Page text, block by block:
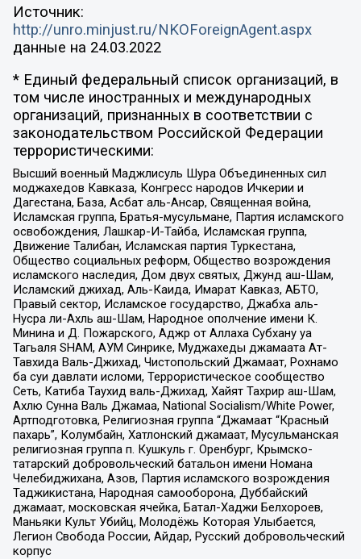
Источник:
http://unro.minjust.ru/NKOForeignAgent.aspx
данные на 24.03.2022
* Единый федеральный список организаций, в
том числе иностранных и международных
организаций, признанных в соответствии с
законодательством Российской Федерации
террористическими:
Высший военный Маджлисуль Шура Объединенных сил
моджахедов Кавказа, Конгресс народов Ичкерии и
Дагестана, База, Асбат аль-Ансар, Священная война,
Исламская группа, Братья-мусульмане, Партия исламского
освобождения, Лашкар-И-Тайба, Исламская группа,
Движение Талибан, Исламская партия Туркестана,
Общество социальных реформ, Общество возрождения
исламского наследия, Дом двух святых, Джунд аш-Шам,
Исламский джихад, Аль-Каида, Имарат Кавказ, АБТО,
Правый сектор, Исламское государство, Джабха аль-
Нусра ли-Ахль аш-Шам, Народное ополчение имени К.
Минина и Д. Пожарского, Аджр от Аллаха Субхану уа
Тагьаля SHAM, АУМ Синрике, Муджахеды джамаата Ат-
Тавхида Валь-Джихад, Чистопольский Джамаат, Рохнамо
ба суи давлати исломи, Террористическое сообщество
Сеть, Катиба Таухид валь-Джихад, Хайят Тахрир аш-Шам,
Ахлю Сунна Валь Джамаа, National Socialism/White Power,
Артподготовка, Религиозная группа “Джамаат “Красный
пахарь”, Колумбайн, Хатлонский джамаат, Мусульманская
религиозная группа п. Кушкуль г. Оренбург, Крымско-
татарский добровольческий батальон имени Номана
Челебиджихана, Азов, Партия исламского возрождения
Таджикистана, Народная самооборона, Дуббайский
джамаат, московская ячейка, Батал-Хаджи Белхороев,
Маньяки Культ Убийц, Молодёжь Которая Улыбается,
Легион Свобода России, Айдар, Русский добровольческий
корпус